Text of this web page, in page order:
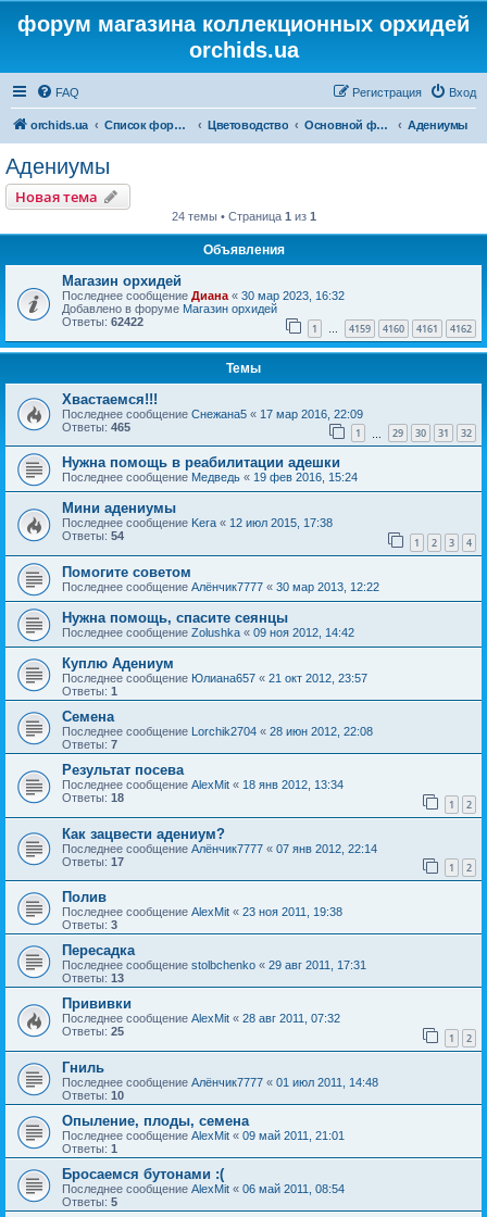
форум магазина коллекционных орхидей
orchids.ua
FAQ Вход
Регистрация
orchids.ua Список форумов Цветоводство Основной форум Адениумы
Адениумы
Новая тема
24 темы • Страница 1 из 1
Объявления
Магазин орхидей
Последнее сообщение Диана « 30 мар 2023, 16:32
Добавлено в форуме Магазин орхидей
Ответы: 62422 1 … 4159 4160 4161 4162
Темы
Хвастаемся!!!
Последнее сообщение Снежана5 « 17 мар 2016, 22:09
Ответы: 465 1 29 30 31 32
Нужна помощь в реабилитации адешки
Последнее сообщение Медведь « 19 фев 2016, 15:24
Мини адениумы
Последнее сообщение Kera « 12 июл 2015, 17:38
Ответы: 54 1 2 3 4
Помогите советом
Последнее сообщение Алёнчик7777 « 30 мар 2013, 12:22
Нужна помощь, спасите сеянцы
Последнее сообщение Zolushka « 09 ноя 2012, 14:42
Куплю Адениум
Последнее сообщение Юлиана657 « 21 окт 2012, 23:57
Ответы: 1
Семена
Последнее сообщение Lorchik2704 « 28 июн 2012, 22:08
Ответы: 7
Результат посева
Последнее сообщение AlexMit « 18 янв 2012, 13:34
Ответы: 18 1 2
Как зацвести адениум?
Последнее сообщение Алёнчик7777 « 07 янв 2012, 22:14
Ответы: 17 1 2
Полив
Последнее сообщение AlexMit « 23 ноя 2011, 19:38
Ответы: 3
Пересадка
Последнее сообщение stolbchenko « 29 авг 2011, 17:31
Ответы: 13
Прививки
Последнее сообщение AlexMit « 28 авг 2011, 07:32
Ответы: 25 1 2
Гниль
Последнее сообщение Алёнчик7777 « 01 июл 2011, 14:48
Ответы: 10
Опыление, плоды, семена
Последнее сообщение AlexMit « 09 май 2011, 21:01
Ответы: 1
Бросаемся бутонами :(
Последнее сообщение AlexMit « 06 май 2011, 08:54
Ответы: 5